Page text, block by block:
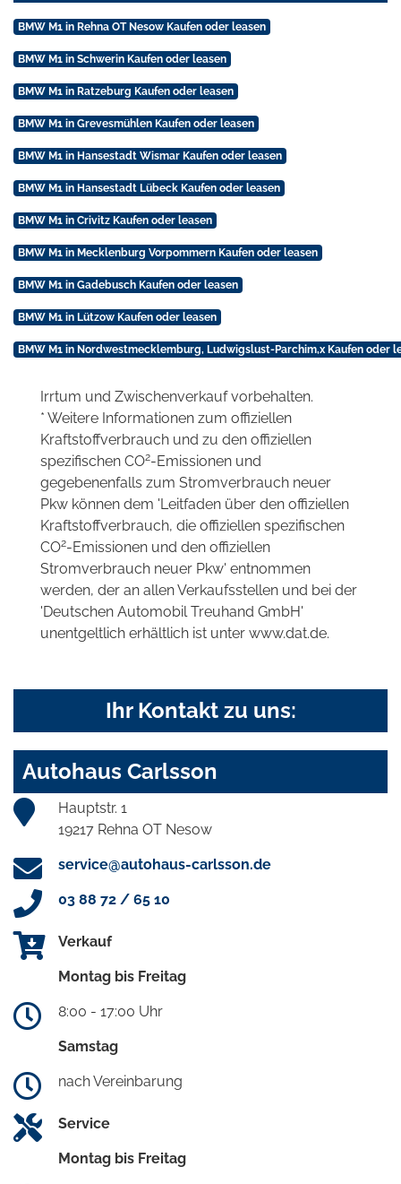
BMW M1 in Rehna OT Nesow Kaufen oder leasen
BMW M1 in Schwerin Kaufen oder leasen
BMW M1 in Ratzeburg Kaufen oder leasen
BMW M1 in Grevesmühlen Kaufen oder leasen
BMW M1 in Hansestadt Wismar Kaufen oder leasen
BMW M1 in Hansestadt Lübeck Kaufen oder leasen
BMW M1 in Crivitz Kaufen oder leasen
BMW M1 in Mecklenburg Vorpommern Kaufen oder leasen
BMW M1 in Gadebusch Kaufen oder leasen
BMW M1 in Lützow Kaufen oder leasen
BMW M1 in Nordwestmecklemburg, Ludwigslust-Parchim,x Kaufen oder
Irrtum und Zwischenverkauf vorbehalten.
* Weitere Informationen zum offiziellen
Kraftstoffverbrauch und zu den offiziellen
spezifischen CO2-Emissionen und
gegebenenfalls zum Stromverbrauch neuer
Pkw können dem 'Leitfaden über den offiziellen
Kraftstoffverbrauch, die offiziellen spezifischen
CO2-Emissionen und den offiziellen
Stromverbrauch neuer Pkw' entnommen
werden, der an allen Verkaufsstellen und bei der
'Deutschen Automobil Treuhand GmbH'
unentgeltlich erhältlich ist unter www.dat.de.
Ihr Kontakt zu uns:
Autohaus Carlsson
Hauptstr. 1
19217 Rehna OT Nesow
service@autohaus-carlsson.de
03 88 72 / 65 10
Verkauf
Montag bis Freitag
8:00 - 17:00 Uhr
Samstag
nach Vereinbarung
Service
Montag bis Freitag